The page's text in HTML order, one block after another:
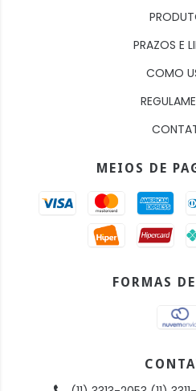
PRAZOS E
COMO
MEIOS DE
FORMAS